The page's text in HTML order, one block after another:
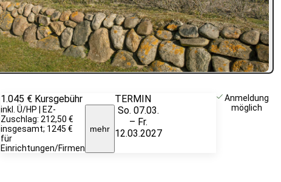
1.045 € Kursgebühr
inkl. Ü/HP | EZ-
Zuschlag: 212,50 €
insgesamt; 1245 €
für
Einrichtungen/Firmen
mehr
TERMIN
So. 07.03.
– Fr.
12.03.2027
Anmeldung
möglich